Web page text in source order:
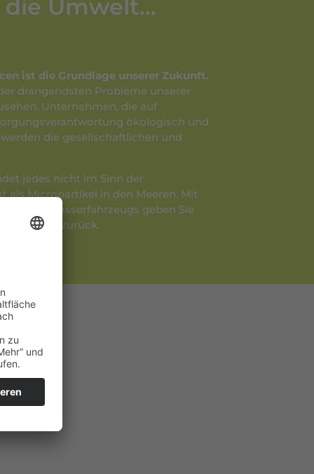
die Umwelt…
ist die Grundlage unserer Zukunft.
drängendsten Probleme unserer
Unternehmen, die auf
ökologisch und
die gesellschaftlichen und
jedes nicht im Sinn der
als Micropartikel in den Meeren. Mit
Ihres Wasserfahrzeugs geben Sie
zurück.